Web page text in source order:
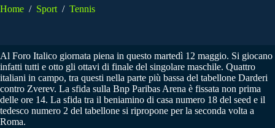
Home / Sport / Tennis
Al Foro Italico giornata piena in questo martedì 12 maggio. Si giocano
infatti tutti e otto gli ottavi di finale del singolare maschile. Quattro
italiani in campo, tra questi nella parte più bassa del tabellone Darderi
contro Zverev. La sfida sulla Bnp Paribas Arena è fissata non prima
delle ore 14. La sfida tra il beniamino di casa numero 18 del seed e il
tedesco numero 2 del tabellone si ripropone per la seconda volta a
Roma.